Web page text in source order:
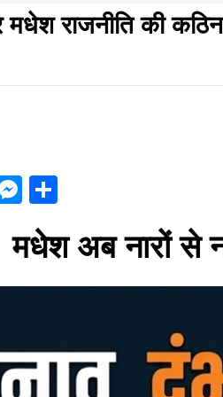
in
राजनीति की कठिन
Messenger
मधेश अब नारों से
आज का पंचांग: आज दिनांक 2 अगस्त 2026